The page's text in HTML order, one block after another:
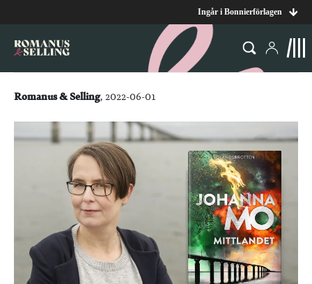
Ingår i Bonnierförlagen
Romanus & Selling, 2022-06-01